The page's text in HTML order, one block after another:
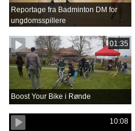
Reportage fra Badminton DM for
ungdomsspillere
01:35
Boost Your Bike i Rønde
10:08